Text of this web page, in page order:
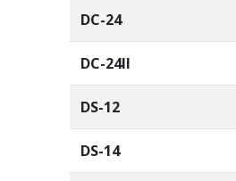
DC-24
DC-24II
DS-12
DS-14